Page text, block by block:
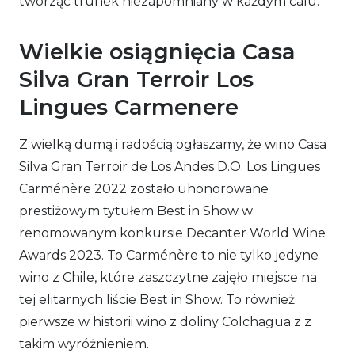
Wielkie osiągnięcia Casa
Silva Gran Terroir Los
Lingues Carmenere
Z wielką dumą i radością ogłaszamy, że wino Casa
Silva Gran Terroir de Los Andes D.O. Los Lingues
Carménère 2022 zostało uhonorowane
prestiżowym tytułem Best in Show w
renomowanym konkursie Decanter World Wine
Awards 2023. To Carménère to nie tylko jedyne
wino z Chile, które zaszczytne zajęło miejsce na
tej elitarnych liście Best in Show. To również
pierwsze w historii wino z doliny Colchagua z z
takim wyróżnieniem.